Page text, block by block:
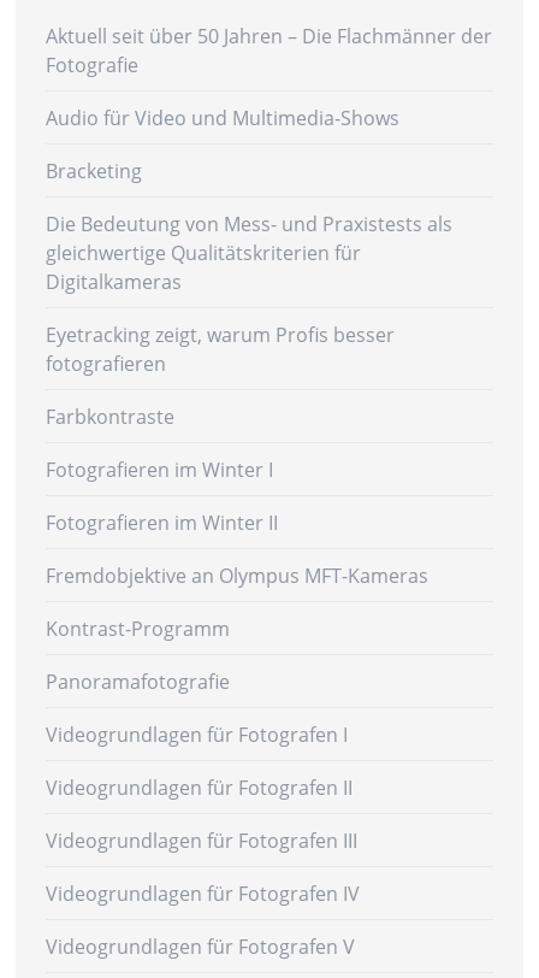
Aktuell seit über 50 Jahren – Die Flachmänner der
Fotografie
Audio für Video und Multimedia-Shows
Bracketing
Die Bedeutung von Mess- und Praxistests als
gleichwertige Qualitätskriterien für
Digitalkameras
Eyetracking zeigt, warum Profis besser
fotografieren
Farbkontraste
Fotografieren im Winter I
Fotografieren im Winter II
Fremdobjektive an Olympus MFT-Kameras
Kontrast-Programm
Panoramafotografie
Videogrundlagen für Fotografen I
Videogrundlagen für Fotografen II
Videogrundlagen für Fotografen III
Videogrundlagen für Fotografen IV
Videogrundlagen für Fotografen V